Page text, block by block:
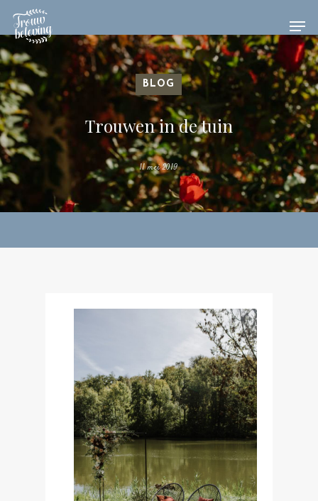
Hit enter to search or ESC to close
BLOG
Trouwen in de tuin
11 mei 2019